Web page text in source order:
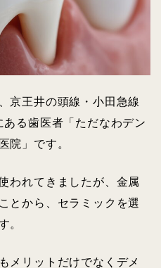
京王井の頭線・小田急線
ある歯医者「ただなわデン
院」です。
われてきましたが、金属
とから、セラミックを選
。
メリットだけでなくデメ